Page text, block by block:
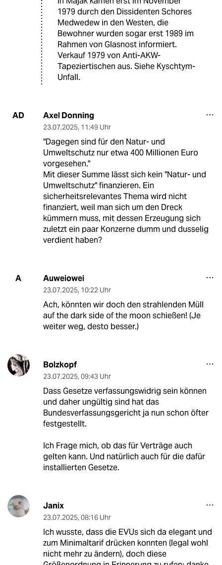
1979 durch den Dissidenten Schores
Medwedew in den Westen, die
Bewohner wurden sogar erst 1989 im
Rahmen von Glasnost informiert.
Verkauf 1979 von Anti-AKW-
Tapeziertischen aus. Siehe Kyschtym-
Unfall.
AD Axel Donning
23.07.2025, 11:49 Uhr
"Dagegen sind für den Natur- und
Umweltschutz nur etwa 400 Millionen Euro
vorgesehen."
Mit dieser Summe lässt sich kein "Natur- und
Umweltschutz" finanzieren. Ein
sicherheitsrelevantes Thema wird nicht
finanziert, weil man sich um den Dreck
kümmern muss, mit dessen Erzeugung sich
zuletzt ein paar Konzerne dumm und dusselig
verdient haben?
A Auweiowei
23.07.2025, 10:22 Uhr
Ach, könnten wir doch den strahlenden Müll
auf the dark side of the moon schießen! (Je
weiter weg, desto besser.)
Bolzkopf
23.07.2025, 09:43 Uhr
Dass Gesetze verfassungswidrig sein können
und daher ungültig sind hat das
Bundesverfassungsgericht ja nun schon öfter
festgestellt.
Ich Frage mich, ob das für Verträge auch
gelten kann. Und natürlich auch für die dafür
installierten Gesetze.
Janix
23.07.2025, 08:16 Uhr
Ich wusste, dass die EVUs sich da elegant und
zum Minimaltarif drücken konnten (legal wohl
nicht mehr zu ändern), doch diese